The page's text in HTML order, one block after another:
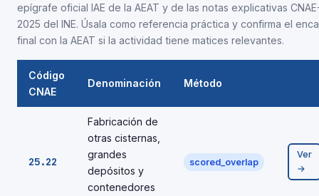
epígrafe oficial IAE de la AEAT y de las notas explicativas
2025 del INE. Úsala como referencia práctica y confirma el
final con la AEAT si la actividad tiene matices relevantes.
Código
CNAE
Denominación Método
25.22
Fabricación de
otras cisternas,
grandes
depósitos y
contenedores
scored_overlap
Ver
→